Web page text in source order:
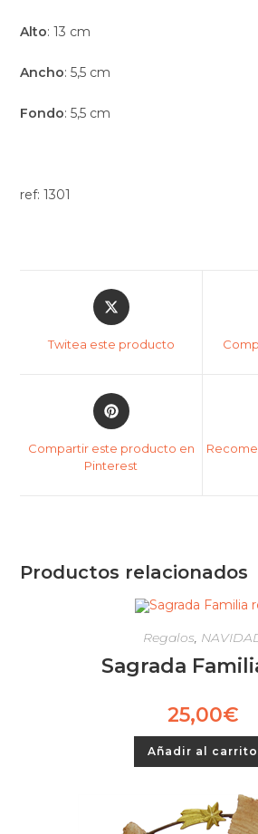
Alto: 13 cm
Ancho: 5,5 cm
Fondo: 5,5 cm
ref: 1301
Twitea este producto
Compartir este producto en
Pinterest
Productos relacionados
Regalos,
Sagrada
25,00€
Añadir al carrito